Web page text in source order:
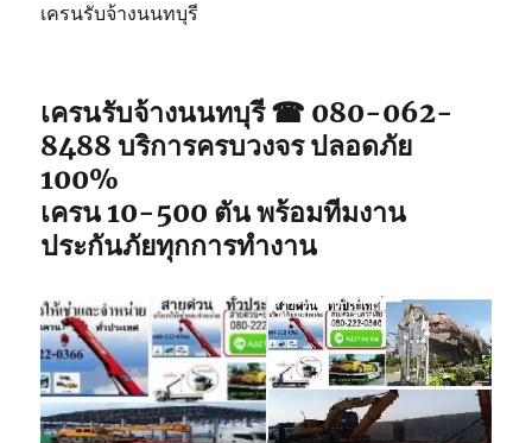
เครนรับจ้างนนทบุรี
เครนรับจ้างนนทบุรี ☎ 080-062-
8488 บริการครบวงจร ปลอดภัย
100%
เครน 10-500 ตัน พร้อมทีมงาน
ประกันภัยทุกการทำงาน